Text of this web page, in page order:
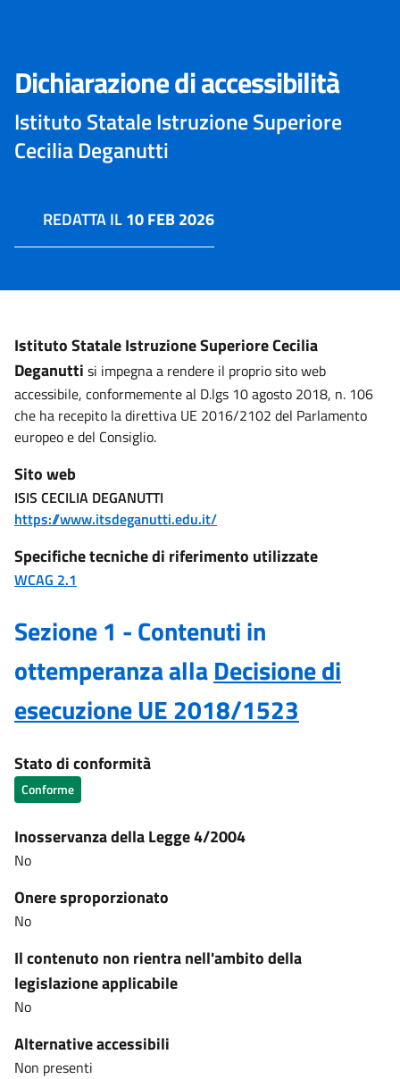
Dichiarazione di accessibilità
Istituto Statale Istruzione Superiore
Cecilia Deganutti
REDATTA IL10 FEB 2026
Istituto Statale Istruzione Superiore Cecilia
Deganutti si impegna a rendere il proprio sito web
accessibile, conformemente al D.lgs 10 agosto 2018, n. 106
che ha recepito la direttiva UE 2016/2102 del Parlamento
europeo e del Consiglio.
Sito web
ISIS CECILIA DEGANUTTI
https://www.itsdeganutti.edu.it/
Specifiche tecniche di riferimento utilizzate
WCAG 2.1
Sezione 1 - Contenuti in
ottemperanza allaDecisione di
esecuzione UE 2018/1523
Stato di conformità
Conforme
Inosservanza della Legge 4/2004
No
Onere sproporzionato
No
Il contenuto non rientra nell'ambito della
legislazione applicabile
No
Alternative accessibili
Non presenti